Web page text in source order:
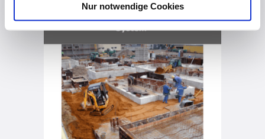
Nur notwendige Cookies